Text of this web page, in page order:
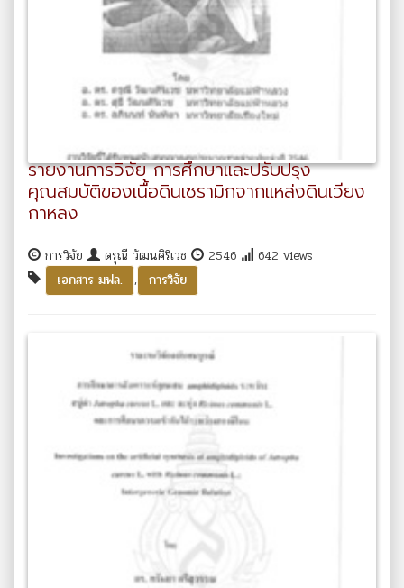
รายงานการวิจัย การศึกษาและปรับปรุง
คุณสมบัติของเนื้อดินเซรามิกจากแหล่งดินเวียง
กาหลง
การวิจัย ดรุณี วัฒนศิริเวช 2546
642 views
เอกสาร มฟล.
, การวิจัย